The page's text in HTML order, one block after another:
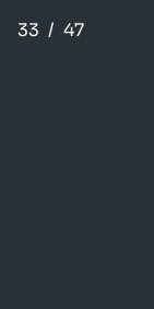
33 / 47